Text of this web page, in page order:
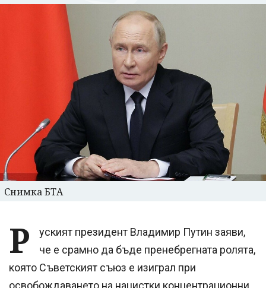
Снимка БТА
Р
уският президент Владимир Путин заяви,
че е срамно да бъде пренебрегната ролята,
която Съветският съюз е изиграл при